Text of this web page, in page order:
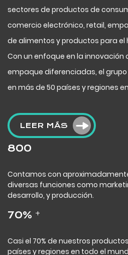
sectores de productos de
comercio electrónico, retail,
de alimentos y productos para el
Con un enfoque en la innovación
empaque diferenciadas, el
en más de 50 países y regiones
LEER MÁS
800
Contamos con
diversas funciones como
desarrollo, y producción.
70% +
Casi el 70% de nuestros
países y regiones en todo el